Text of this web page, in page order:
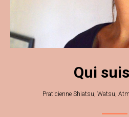
Qui
Praticienne Shiatsu, Watsu,